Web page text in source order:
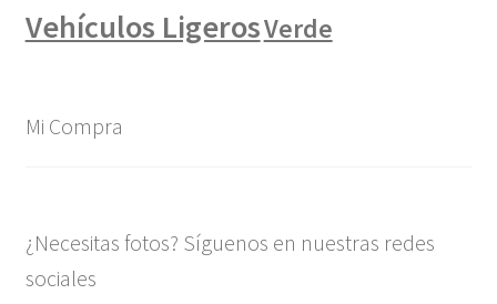
Vehículos LigerosVerde
Mi Compra
¿Necesitas fotos? Síguenos en nuestras redes
sociales